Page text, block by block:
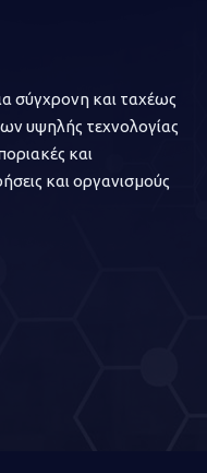
σύγχρονη και ταχέως
υψηλής τεχνολογίας
και
και οργανισμούς